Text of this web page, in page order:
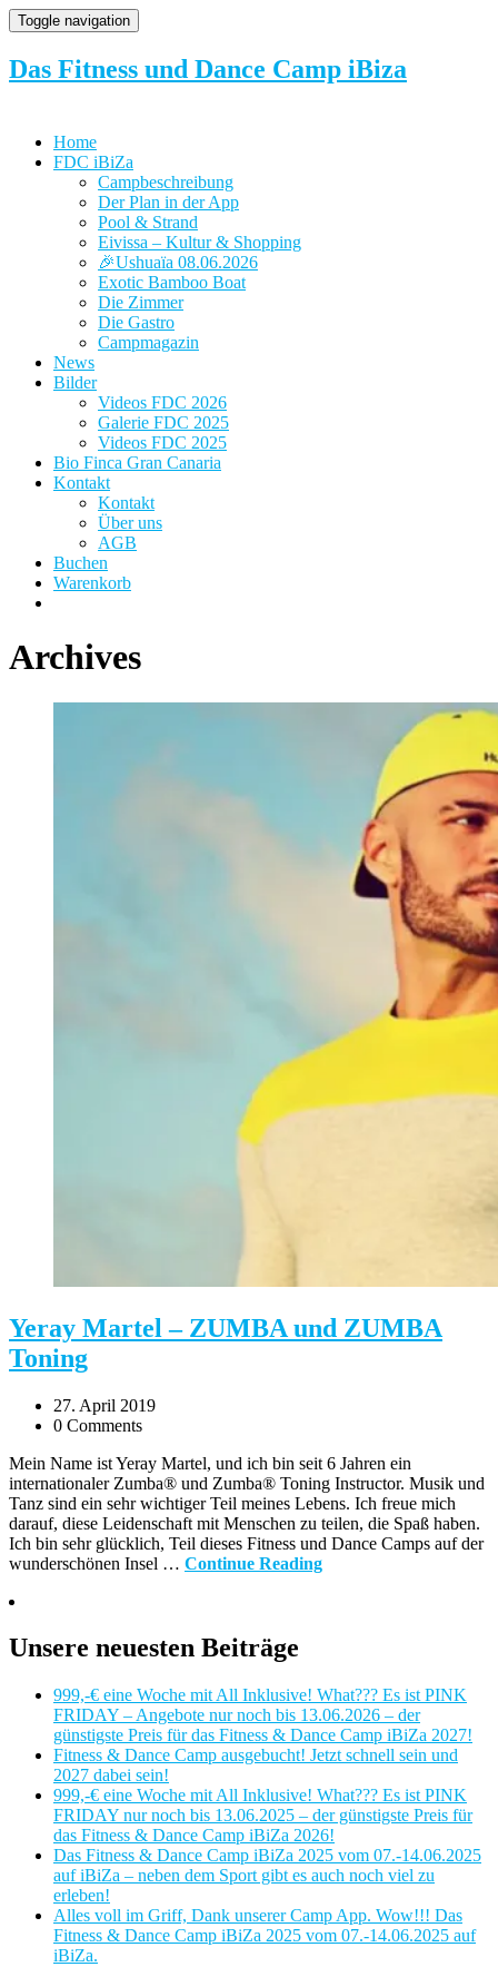
Toggle navigation
Das Fitness und Dance Camp iBiza
Home
FDC iBiZa
Campbeschreibung
Der Plan in der App
Pool & Strand
Eivissa – Kultur & Shopping
🎉Ushuaïa 08.06.2026
Exotic Bamboo Boat
Die Zimmer
Die Gastro
Campmagazin
News
Bilder
Videos FDC 2026
Galerie FDC 2025
Videos FDC 2025
Bio Finca Gran Canaria
Kontakt
Kontakt
Über uns
AGB
Buchen
Warenkorb
Archives
Yeray Martel – ZUMBA und ZUMBA
Toning
27. April 2019
0 Comments
Mein Name ist Yeray Martel, und ich bin seit 6 Jahren ein
internationaler Zumba® und Zumba® Toning Instructor. Musik und
Tanz sind ein sehr wichtiger Teil meines Lebens. Ich freue mich
darauf, diese Leidenschaft mit Menschen zu teilen, die Spaß haben.
Ich bin sehr glücklich, Teil dieses Fitness und Dance Camps auf der
wunderschönen Insel … Continue Reading
Unsere neuesten Beiträge
999,-€ eine Woche mit All Inklusive! What??? Es ist PINK
FRIDAY – Angebote nur noch bis 13.06.2026 – der
günstigste Preis für das Fitness & Dance Camp iBiZa 2027!
Fitness & Dance Camp ausgebucht! Jetzt schnell sein und
2027 dabei sein!
999,-€ eine Woche mit All Inklusive! What??? Es ist PINK
FRIDAY nur noch bis 13.06.2025 – der günstigste Preis für
das Fitness & Dance Camp iBiZa 2026!
Das Fitness & Dance Camp iBiZa 2025 vom 07.-14.06.2025
auf iBiZa – neben dem Sport gibt es auch noch viel zu
erleben!
Alles voll im Griff, Dank unserer Camp App. Wow!!! Das
Fitness & Dance Camp iBiZa 2025 vom 07.-14.06.2025 auf
iBiZa.